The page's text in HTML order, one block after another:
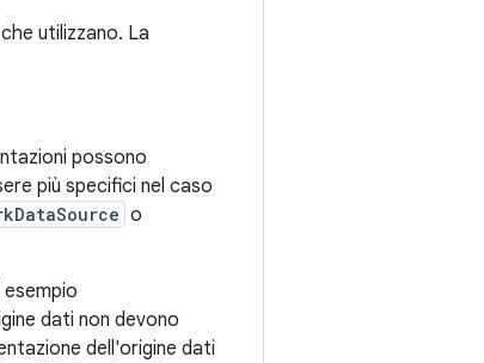
utilizzano. La
possono
più specifici nel caso
o
dati non devono
dell'origine dati